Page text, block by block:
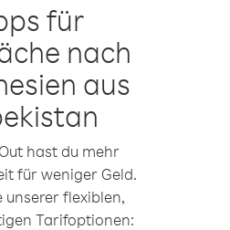
für
nach
aus
hast du mehr
für weniger Geld.
unserer flexiblen,
Tarifoptionen: